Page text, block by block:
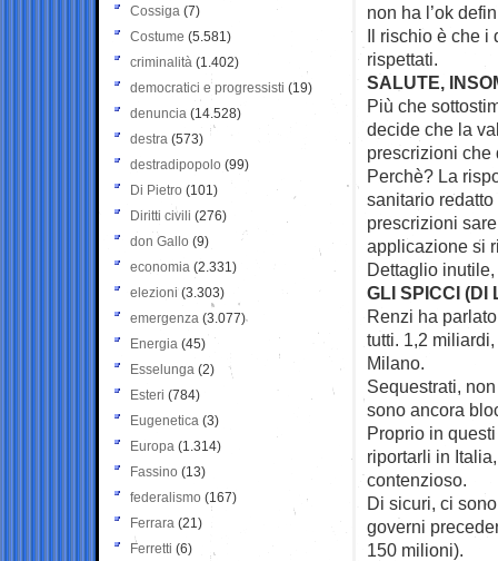
non ha l’ok
Il rischio è che i
rispettati.
SALUTE,
Più che
decide che la
prescrizioni che
Perchè? La
sanitario
prescrizioni
applicazione si
Dettaglio
GLI SPICCI (DI
Renzi ha
tutti. 1,2
Milano.
Sequestrati,
sono ancora
Proprio in
riportarli in
contenzioso.
Di sicuri, ci
governi
150 milioni).
Cossiga (7)
Costume (5.581)
criminalità (1.402)
democratici e progressisti (19)
denuncia (14.528)
destra (573)
destradipopolo (99)
Di Pietro (101)
Diritti civili (276)
don Gallo (9)
economia (2.331)
elezioni (3.303)
emergenza (3.077)
Energia (45)
Esselunga (2)
Esteri (784)
Eugenetica (3)
Europa (1.314)
Fassino (13)
federalismo (167)
Ferrara (21)
Ferretti (6)